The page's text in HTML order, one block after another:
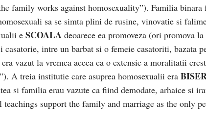
family works against homosexuality”). Familia binara
sa se simta plini de rusine, vinovatie si
e SCOALA deoarece ea promoveza (ori promova
casatorie, intre un barbat si o femeie casatoriti, bazata
vazut la vremea aceea ca o extensie a moralitatii
A treia institutie care asuprea homosexualii era
si familia erau vazute ca fiind demodate, arhaice si
teachings support the family and marriage as the only